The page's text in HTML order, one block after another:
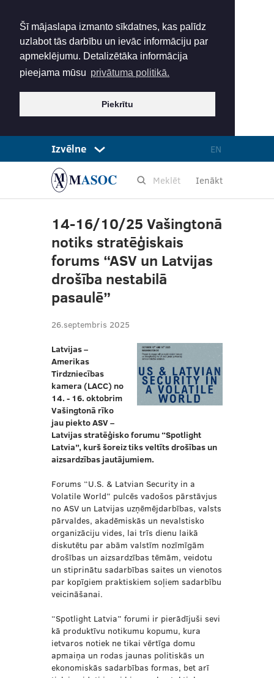
Šī mājaslapa izmanto sīkdatnes, kas palīdz
uzlabot tās darbību un ievāc informāciju par
apmeklējumu. Detalizētāka informācija
pieejama mūsu privātuma politikā.
Piekrītu
Izvēlne EN
Ienākt
14-16/10/25 Vašingtonā
notiks stratēģiskais
forums “ASV un Latvijas
drošība nestabilā
pasaulē”
26.septembris 2025
Latvijas –
Amerikas
Tirdzniecības
kamera (LACC) no
14. - 16. oktobrim
Vašingtonā rīko
jau piekto ASV –
Latvijas stratēģisko forumu “Spotlight
Latvia”, kurš šoreiz tiks veltīts drošības un
aizsardzības jautājumiem.
Forums “U.S. & Latvian Security in a
Volatile World” pulcēs vadošos pārstāvjus
no ASV un Latvijas uzņēmējdarbības, valsts
pārvaldes, akadēmiskās un nevalstisko
organizāciju vides, lai trīs dienu laikā
diskutētu par abām valstīm nozīmīgām
drošības un aizsardzības tēmām, veidotu
un stiprinātu sadarbības saites un vienotos
par kopīgiem praktiskiem soļiem sadarbību
veicināšanai.
“Spotlight Latvia” forumi ir pierādījuši sevi
kā produktīvu notikumu kopumu, kura
ietvaros notiek ne tikai vērtīga domu
apmaiņa un rodas jaunas politiskās un
ekonomiskās sadarbības formas, bet arī